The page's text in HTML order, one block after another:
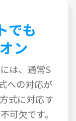
でも
ン
は、通常S
への対応が
式に対応す
可欠です。